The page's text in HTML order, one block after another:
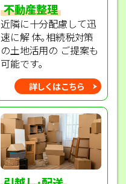
不動産整理
近隣に十分配慮して迅
速に解 体｡相続税対策
の土地活用の ご提案も
可能です｡
詳しくはこちら